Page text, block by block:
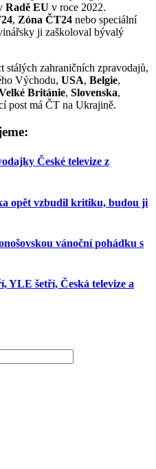
Radě EU v roce 2022.
, Zóna ČT24 nebo speciální
ji zaškoloval bývalý
stálých zahraničních zpravodajů,
Východu, USA, Belgie,
Británie, Slovenska,
post má ČT na Ukrajině.
České televize z
opět vzbudil kritiku, budou ji
vánoční pohádku s
YLE šetří, Česká televize a